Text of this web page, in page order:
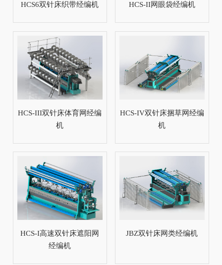
HCS6双针床织带经编机 HCS-II网眼袋经编机
HCS-III双针床体育网经编
机
HCS-IV双针床捆草网经编
机
HCS-I高速双针床遮阳网
经编机
JBZ双针床网类经编机